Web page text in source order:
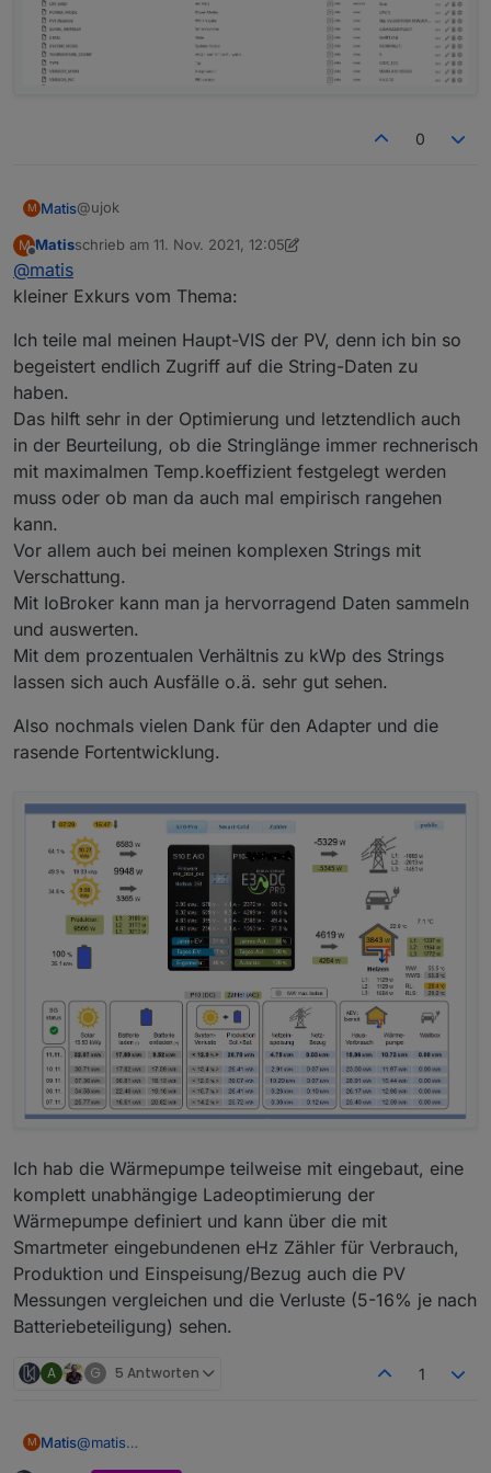
0
M Matis@ujok
Um sicher zu gehen habe ich den Adapter komplett
https://github.com/git-kick/ioBroker.e3dc-
neu installiert.
Problem 1 besteht weiterhin: keine Verzeichnisse unter
M
Offline
Matisschrieb am 11. Nov. 2021, 12:05
zuletzt editiert von Matis 11. Nov. 2021, 13:19
@matis
kleiner Exkurs vom Thema:
Ich teile mal meinen Haupt-VIS der PV, denn ich bin so
begeistert endlich Zugriff auf die String-Daten zu
haben.
Das hilft sehr in der Optimierung und letztendlich auch
in der Beurteilung, ob die Stringlänge immer rechnerisch
mit maximalmen Temp.koeffizient festgelegt werden
muss oder ob man da auch mal empirisch rangehen
kann.
Vor allem auch bei meinen komplexen Strings mit
Verschattung.
Mit IoBroker kann man ja hervorragend Daten sammeln
und auswerten.
Mit dem prozentualen Verhältnis zu kWp des Strings
lassen sich auch Ausfälle o.ä. sehr gut sehen.
Also nochmals vielen Dank für den Adapter und die
rasende Fortentwicklung.
Ich hab die Wärmepumpe teilweise mit eingebaut, eine
komplett unabhängige Ladeoptimierung der
Wärmepumpe definiert und kann über die mit
Smartmeter eingebundenen eHz Zähler für Verbrauch,
Produktion und Einspeisung/Bezug auch die PV
Messungen vergleichen und die Verluste (5-16% je nach
Batteriebeteiligung) sehen.
A G 5 Antworten 1
M Matis@matis